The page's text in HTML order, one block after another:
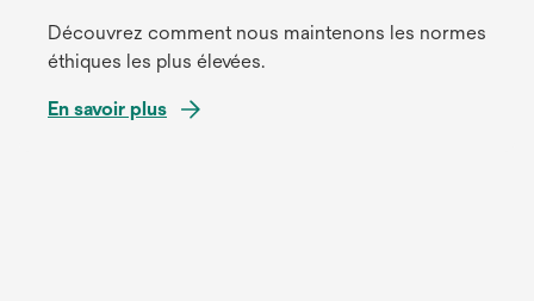
Découvrez comment nous maintenons les normes
éthiques les plus élevées.
En savoir plus